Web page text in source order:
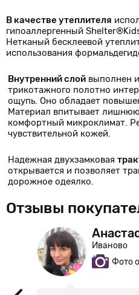
В качестве утеплителя
гипоаллергенный
Нетканый бесклеевой
использования
Внутренний слой выполнен
трикотажного полотно
ощупь. Оно обладает
Материал впитывает лишнюю
комфортный микроклимат.
чувствительной кожей.
Надежная двухзамковая
открывается и позволяет
дорожное одеялко.
Отзывы
Иваново
Фото